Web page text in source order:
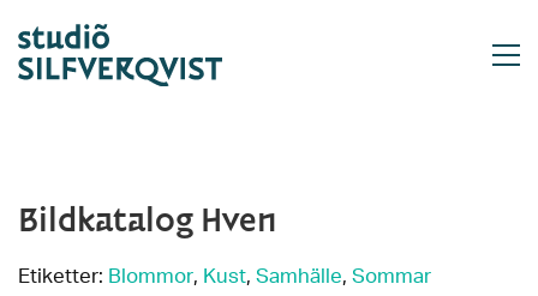
Bildkatalog Hven
Etiketter: Blommor, Kust, Samhälle, Sommar